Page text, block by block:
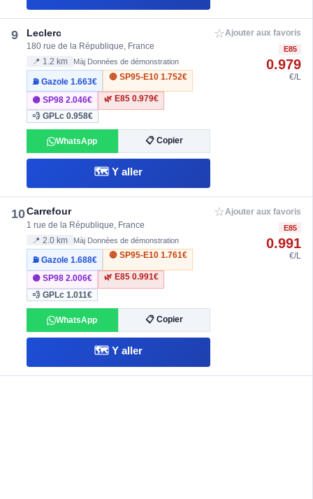
9 Leclerc
180 rue de la République, France
📍 1.2 km Màj Données de démonstration
⛽ Gazole1.663€
🔴 SP95-E10 1.752€
🟣 SP982.046€ 🌿 E85 0.979€
💨 GPLc0.958€
WhatsApp 📋 Copier
🗺️ Y aller
☆Ajouter aux favoris
E85
0.979
€/L
10Carrefour
1 rue de la République, France
📍 2.0 km Màj Données de démonstration
⛽ Gazole1.688€
🔴 SP95-E10 1.761€
🟣 SP982.006€ 🌿 E85 0.991€
💨 GPLc1.011€
WhatsApp 📋 Copier
🗺️ Y aller
☆Ajouter aux favoris
E85
0.991
€/L